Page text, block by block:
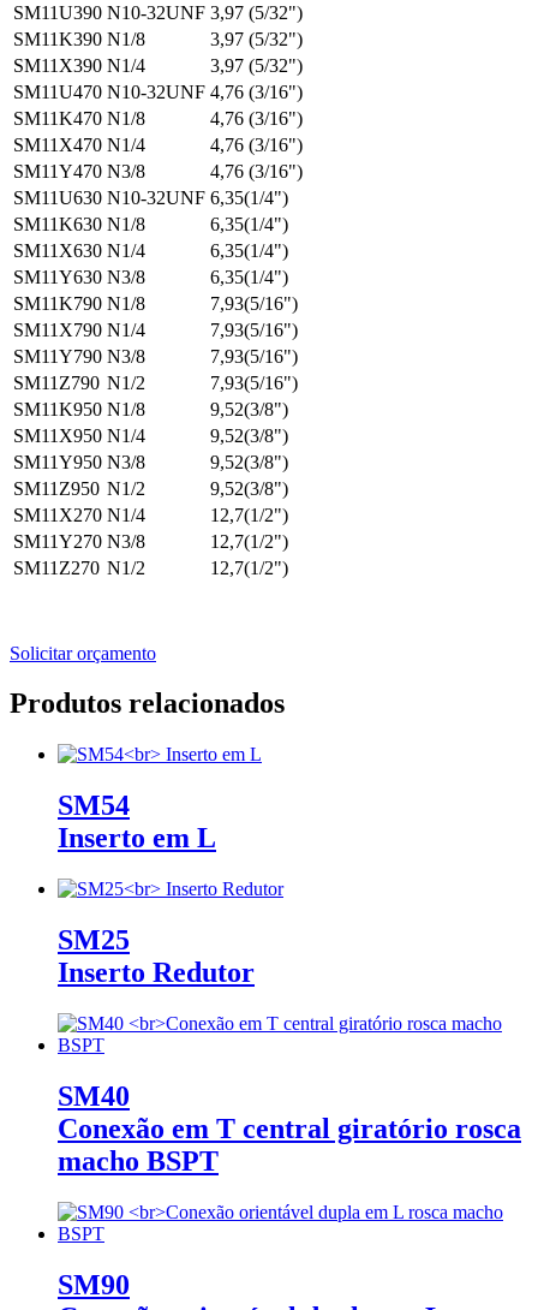
SM11U390 N10-32UNF 3,97 (5/32")
SM11K390 N1/8
3,97 (5/32")
SM11X390 N1/4
3,97 (5/32")
SM11U470 N10-32UNF 4,76 (3/16")
SM11K470 N1/8
4,76 (3/16")
SM11X470 N1/4
4,76 (3/16")
SM11Y470 N3/8
4,76 (3/16")
SM11U630 N10-32UNF 6,35(1/4")
SM11K630 N1/8
6,35(1/4")
SM11X630 N1/4
6,35(1/4")
SM11Y630 N3/8
6,35(1/4")
SM11K790 N1/8
7,93(5/16")
SM11X790 N1/4
7,93(5/16")
SM11Y790 N3/8
7,93(5/16")
SM11Z790 N1/2
7,93(5/16")
SM11K950 N1/8
9,52(3/8")
SM11X950 N1/4
9,52(3/8")
SM11Y950 N3/8
9,52(3/8")
SM11Z950 N1/2
9,52(3/8")
SM11X270 N1/4
12,7(1/2")
SM11Y270 N3/8
12,7(1/2")
SM11Z270 N1/2 12,7(1/2")
Solicitar orçamento
Produtos relacionados
SM54
Inserto em L
SM25
Inserto Redutor
SM40
Conexão em T central giratório rosca
macho BSPT
SM90